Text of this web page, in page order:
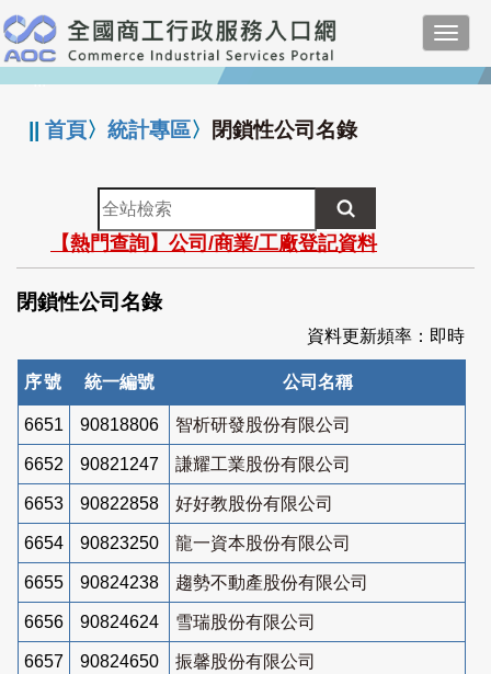
跳
到
主
要
:::
||首頁〉統計專區〉 閉鎖性公司名錄
全
站
檢
索
【熱門查詢】公司/商業/工廠登記資料
閉鎖性公司名錄
資料更新頻率：即時
序號 統一編號 公司名稱
6651 90818806 智析研發股份有限公司
6652 90821247 謙耀工業股份有限公司
6653 90822858 好好教股份有限公司
6654 90823250 龍一資本股份有限公司
6655 90824238 趨勢不動產股份有限公司
6656 90824624 雪瑞股份有限公司
6657 90824650 振馨股份有限公司